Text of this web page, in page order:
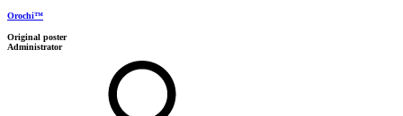
Orochi™
Original poster
Administrator